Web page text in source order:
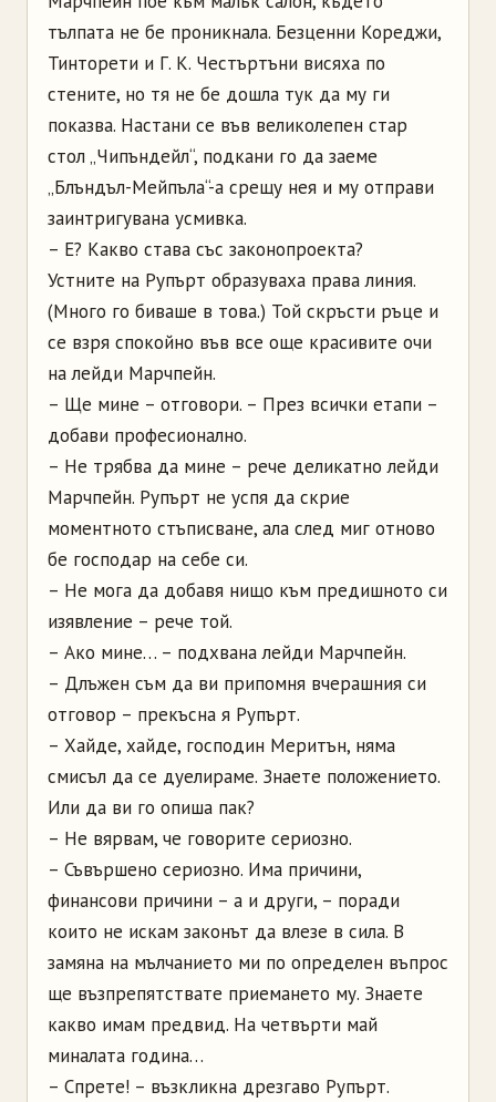
тълпата не бе проникнала. Безценни Кореджи,
Тинторети и Г. К. Честъртъни висяха по
стените, но тя не бе дошла тук да му ги
показва. Настани се във великолепен стар
стол „Чипъндейл“, подкани го да заеме
„Блъндъл-Мейпъла“-а срещу нея и му отправи
заинтригувана усмивка.
– Е? Какво става със законопроекта?
Устните на Рупърт образуваха права линия.
(Много го биваше в това.) Той скръсти ръце и
се взря спокойно във все още красивите очи
на лейди Марчпейн.
– Ще мине – отговори. – През всички етапи –
добави професионално.
– Не трябва да мине – рече деликатно лейди
Марчпейн. Рупърт не успя да скрие
моментното стъписване, ала след миг отново
бе господар на себе си.
– Не мога да добавя нищо към предишното си
изявление – рече той.
– Ако мине… – подхвана лейди Марчпейн.
– Длъжен съм да ви припомня вчерашния си
отговор – прекъсна я Рупърт.
– Хайде, хайде, господин Меритън, няма
смисъл да се дуелираме. Знаете положението.
Или да ви го опиша пак?
– Не вярвам, че говорите сериозно.
– Съвършено сериозно. Има причини,
финансови причини – а и други, – поради
които не искам законът да влезе в сила. В
замяна на мълчанието ми по определен въпрос
ще възпрепятствате приемането му. Знаете
какво имам предвид. На четвърти май
миналата година…
– Спрете! – възкликна дрезгаво Рупърт.